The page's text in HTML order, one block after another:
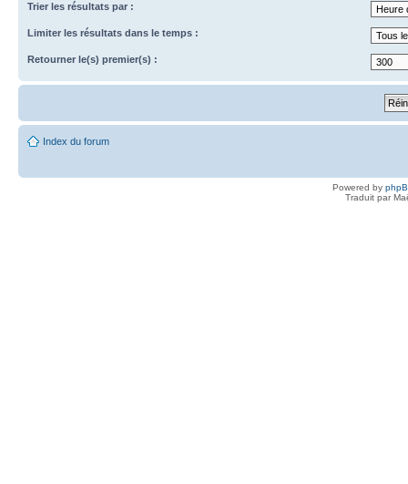
Trier les résultats par :
Limiter les résultats dans le temps :
Retourner le(s) premier(s) :
Index du forum
Powered by
Traduit par